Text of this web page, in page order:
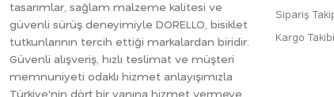
tasarımlar, sağlam malzeme kalitesi ve
güvenli sürüş deneyimiyle DORELLO, bisiklet
tutkunlarının tercih ettiği markalardan biridir.
Güvenli alışveriş, hızlı teslimat ve müşteri
memnuniyeti odaklı hizmet anlayışımızla
Türkiye'nin dört bir yanına hizmet vermeye
Sipariş
Kargo Takibi